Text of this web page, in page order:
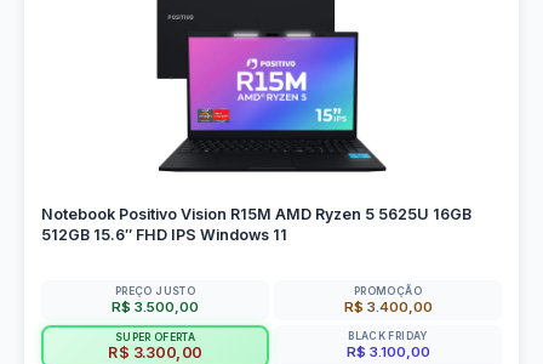
Notebook Positivo Vision R15M AMD Ryzen 5 5625U 16GB
512GB 15.6″ FHD IPS Windows 11
PREÇO JUSTO
R$ 3.500,00
PROMOÇÃO
R$ 3.400,00
SUPER OFERTA
R$ 3.300,00
BLACK FRIDAY
R$ 3.100,00